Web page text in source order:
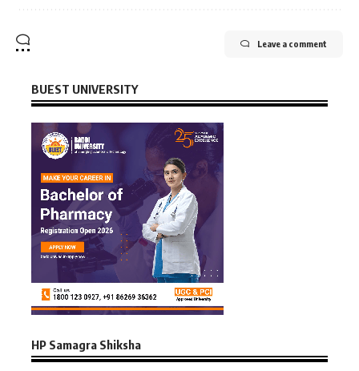
Leave a comment
BUEST UNIVERSITY
HP Samagra Shiksha